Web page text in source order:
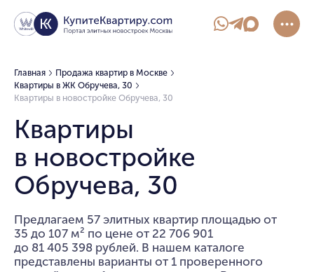
Главная
Продажа квартир в Москве
Квартиры в ЖК Обручева, 30
Квартиры в новостройке Обручева, 30
Квартиры
в новостройке
Обручева, 30
Предлагаем 57 элитных квартир площадью от
35 до 107 м² по цене от 22 706 901
до 81 405 398 рублей. В нашем каталоге
представлены варианты от 1 проверенного